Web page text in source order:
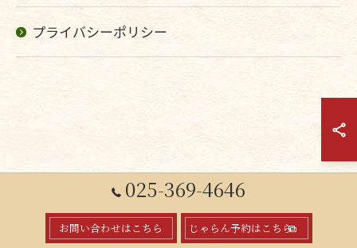
プライバシーポリシー
025-369-4646
お問い合わせはこちら じゃらん予約はこちら